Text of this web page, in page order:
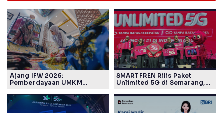
Ajang IFW 2026:
Pemberdayaan UMKM
Kelompok Disabilitas dan
Keberlanjutan
SMARTFREN Rilis Paket
Unlimited 5G di Semarang,